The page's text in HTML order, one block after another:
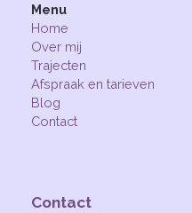
Menu
Home
Over mij
Trajecten
Afspraak en tarieven
Blog
Contact
Contact